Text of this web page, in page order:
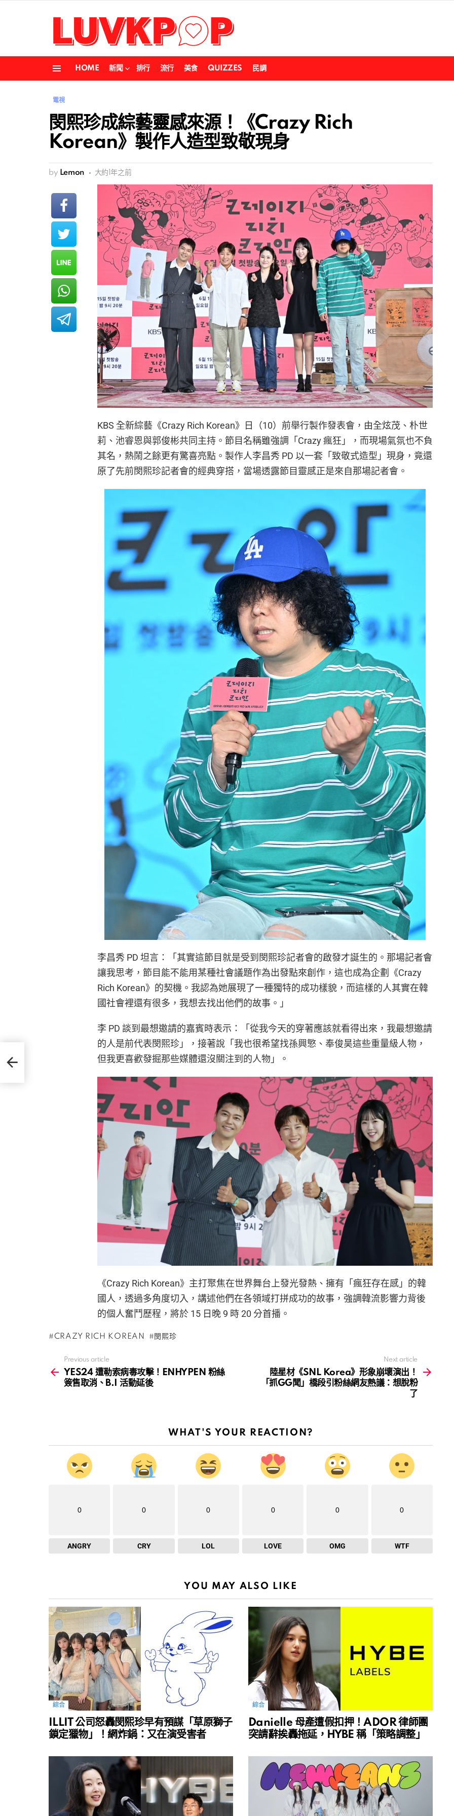
HOME 新聞 排行 流行 美食 QUIZZES 民調
電視
閔熙珍成綜藝靈感來源！《Crazy Rich
Korean》製作人造型致敬現身
by Lemon 大約1年之前
KBS 全新綜藝《Crazy Rich Korean》日（10）前舉行製作發表會，由全炫茂、朴世
莉、池睿恩與郭俊彬共同主持。節目名稱雖強調「Crazy 瘋狂」，而現場氣氛也不負
其名，熱鬧之餘更有驚喜亮點。製作人李昌秀 PD 以一套「致敬式造型」現身，竟還
原了先前閔熙珍記者會的經典穿搭，當場透露節目靈感正是來自那場記者會。
李昌秀 PD 坦言：「其實這節目就是受到閔熙珍記者會的啟發才誕生的。那場記者會
讓我思考，節目能不能用某種社會議題作為出發點來創作，這也成為企劃《Crazy
Rich Korean》的契機。我認為她展現了一種獨特的成功樣貌，而這樣的人其實在韓
國社會裡還有很多，我想去找出他們的故事。」
李 PD 談到最想邀請的嘉賓時表示：「從我今天的穿著應該就看得出來，我最想邀請
的人是前代表閔熙珍」，接著說「我也很希望找孫興慜、奉俊昊這些重量級人物，
但我更喜歡發掘那些媒體還沒關注到的人物」。
《Crazy Rich Korean》主打聚焦在世界舞台上發光發熱、擁有「瘋狂存在感」的韓
國人，透過多角度切入，講述他們在各領域打拼成功的故事，強調韓流影響力背後
的個人奮鬥歷程，將於 15 日晚 9 時 20 分首播。
CRAZY RICH KOREAN 閔熙珍
more
Previous article
YES24 遭勒索病毒攻擊！ENHYPEN 粉絲
簽售取消、B.I 活動延後
Next article
陸星材《SNL Korea》形象崩壞演出！
「抓GG聞」橋段引粉絲網友熱議：想脫粉
了
WHAT'S YOUR REACTION?
0
ANGRY
0
CRY
0
LOL
0
LOVE
0
OMG
0
WTF
YOU MAY ALSO LIKE
綜合
ILLIT 公司怒轟閔熙珍早有預謀「草原獅子
鎖定獵物」！網炸鍋：又在演受害者
綜合
Danielle 母產遭假扣押！ADOR 律師團
突請辭挨轟拖延，HYBE 稱「策略調整」
絲